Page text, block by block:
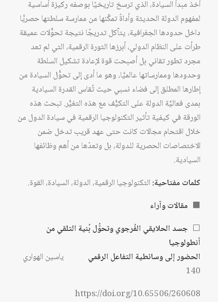
أخذ مبدأ السيادة، الذي ترسخ تاريخيًا بوصفه ركيزة أساسية
لمفهوم الدولة الحديثة وأداةً تمكِّنها من ممارسة سلطتها حصريًّا
داخل حدودها الجغرافية، يتآكل تدريجًا نتيجة تحوُّلات عميقة
طرأت على النظام الدولي، أبرزها الثورة الرقمية، التي لم تعد
مجرد تطور تقاني بل أصبحت قوة لإعادة تشكيل السلطة
وحدودها وممارساتها عالميًّا، وهو ما أدى إلى تحوُّل السيادة من
إطارها المطلق إلى فضاء نسبي حيث تُقاس القدرة السيادية
بمدى فعاليَّة الدولة على التكيُّف مع هذه التغيُّر. تبحث هذه
الورقة في كيفية تأثير التكنولوجيا الرقمية في سيادة الدول من
خلال اقتحام مجالات كانت حتى عهد قريب تدخل ضمن
الاختصاصات الحصرية للدولة، بل وتعدّها من أهم وظائفها
السيادية.
كلمات مفتاحية:التكنولوجيا الرقمية، الدولة، السيادة، القوة.
⬛ مقالات وآراء
⬜ جسد الحلايقي الفُرجوي وتحوُّل بُنية التلقي من
أنطولوجيا
الحضور إلى وسائطية التفاعل الرقمي ياسين الهواري
140
https://doi.org/10.65506/260608